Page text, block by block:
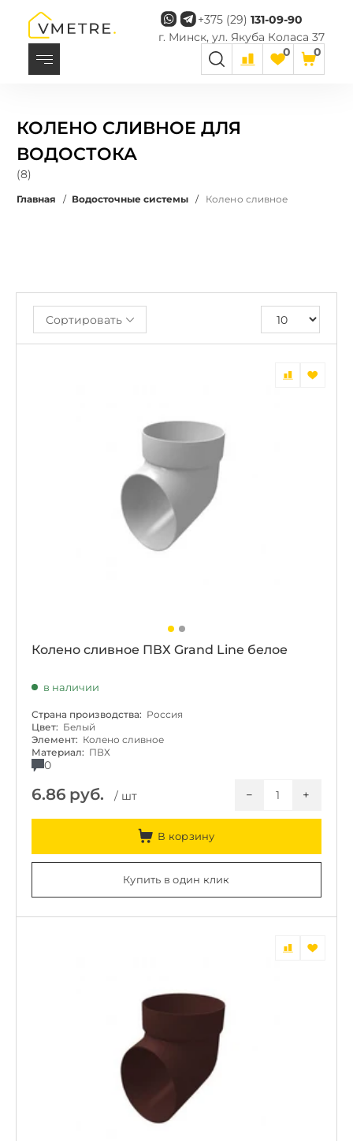
+375 (29) 131-09-90
г. Минск, ул. Якуба Коласа 37
0
0
КОЛЕНО СЛИВНОЕ ДЛЯ
ВОДОСТОКА
(8)
Главная / Водосточные системы / Колено сливное
Сортировать
Колено сливное ПВХ Grand Line белое
в наличии
Страна производства: Россия
Цвет: Белый
Элемент: Колено сливное
Материал: ПВХ
0
/ шт
6.86 руб. +
−
В корзину
Купить в один клик